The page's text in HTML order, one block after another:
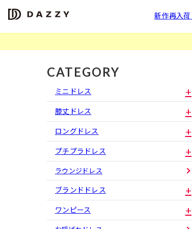
新作再入荷
CATEGORY
ミニドレス
膝丈ドレス
ロングドレス
プチプラドレス
ラウンジドレス
ブランドドレス
ワンピース